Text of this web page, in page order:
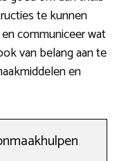
te kunnen
communiceer wat
van belang aan te
en